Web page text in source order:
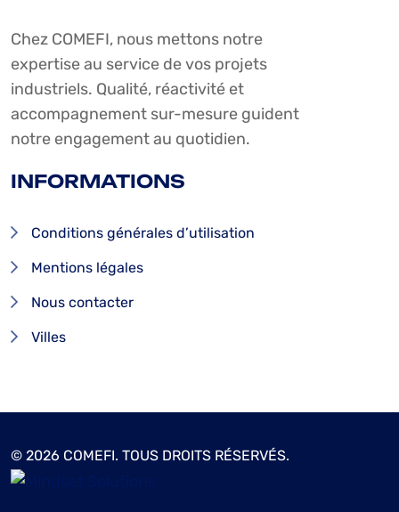
Chez COMEFI, nous mettons notre
expertise au service de vos projets
industriels. Qualité, réactivité et
accompagnement sur-mesure guident
notre engagement au quotidien.
INFORMATIONS
Conditions générales d’utilisation
Mentions légales
Nous contacter
Villes
© 2026 COMEFI. TOUS DROITS RÉSERVÉS.